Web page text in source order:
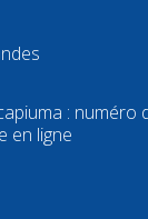
: numéro
en ligne